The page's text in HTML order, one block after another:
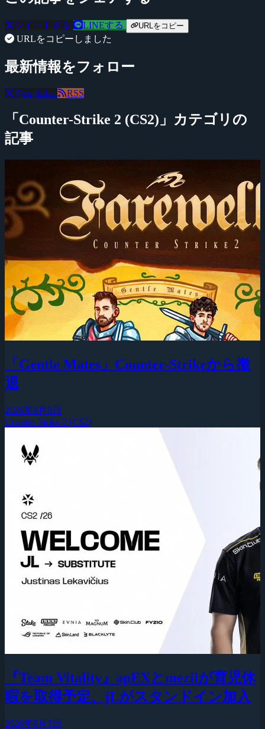
ツイートする LINEする URLをコピー
URLをコピーしました
最新情報をフォロー
@negitaku RSS
「Counter-Strike 2 (CS2)」カテゴリの
記事
「Gentle Mates」Counter-Strikeから撤
退
2026年8月8日
Counter-Strike 2 (CS2)
『Team Vitality』apEXとmeziiが育児休
暇を取得予定、jLがスタンドイン加入
2026年8月5日